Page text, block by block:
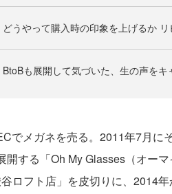
どうやって購入時の印象を上げるか
BtoBも展開して気づいた、生の声を
でメガネを売る。2011年7月に
開する「Oh My Glasses（オー
ロフト店」を皮切りに、2014